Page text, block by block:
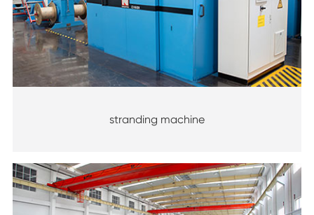
stranding machine